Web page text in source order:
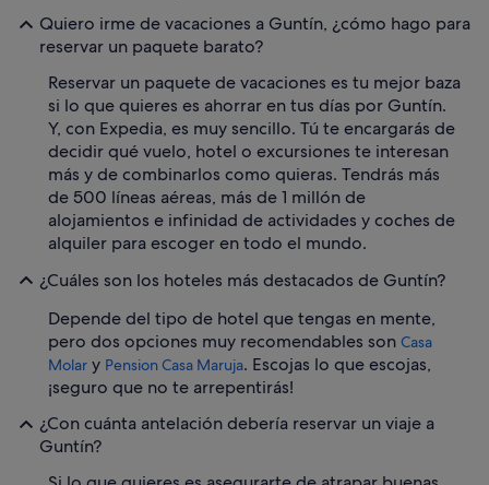
Quiero irme de vacaciones a Guntín, ¿cómo hago para
reservar un paquete barato?
Reservar un paquete de vacaciones es tu mejor baza
si lo que quieres es ahorrar en tus días por Guntín.
Y, con Expedia, es muy sencillo. Tú te encargarás de
decidir qué vuelo, hotel o excursiones te interesan
más y de combinarlos como quieras. Tendrás más
de 500 líneas aéreas, más de 1 millón de
alojamientos e infinidad de actividades y coches de
alquiler para escoger en todo el mundo.
¿Cuáles son los hoteles más destacados de Guntín?
Depende del tipo de hotel que tengas en mente,
pero dos opciones muy recomendables son Casa
Molar y Pension Casa Maruja. Escojas lo que escojas,
¡seguro que no te arrepentirás!
¿Con cuánta antelación debería reservar un viaje a
Guntín?